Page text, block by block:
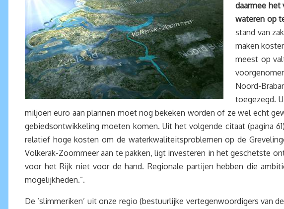
daarmee het
wateren op
stand van
maken
meest op
Noord-
toegezegd.
miljoen euro aan plannen moet nog bekeken worden of ze wel echt
gebiedsontwikkeling moeten komen. Uit het volgende citaat (pagina
relatief hoge kosten om de waterkwaliteitsproblemen op de
Volkerak-Zoommeer aan te pakken, ligt investeren in het geschetste
voor het Rijk niet voor de hand. Regionale partijen hebben die
mogelijkheden.”.
De ‘slimmeriken’ uit onze regio (bestuurlijke vertegenwoordigers van